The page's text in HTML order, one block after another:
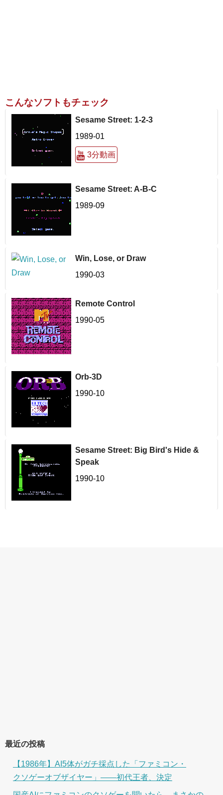
こんなソフトもチェック
Sesame Street: 1-2-3
1989-01
3分動画
Sesame Street: A-B-C
1989-09
Win, Lose, or Draw
1990-03
Remote Control
1990-05
Orb-3D
1990-10
Sesame Street: Big Bird's Hide &
Speak
1990-10
最近の投稿
【1986年】AI5体がガチ採点した「ファミコン・
クソゲーオブザイヤー」――初代王者、決定